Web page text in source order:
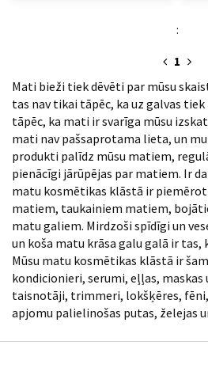
:
1
Mati bieži tiek dēvēti par mūsu
tas nav tikai tāpēc, ka uz galvas
tāpēc, ka mati ir svarīga mūsu
mati nav pašsaprotama lieta, un
produkti palīdz mūsu matiem,
pienācīgi jārūpējas par matiem. Ir
matu kosmētikas klāstā ir
matiem, taukainiem matiem,
matu galiem. Mirdzoši spīdīgi un
un koša matu krāsa galu galā ir tas,
Mūsu matu kosmētikas klāstā ir
kondicionieri, serumi, eļļas, maskas
taisnotāji, trimmeri, lokšķēres,
apjomu palielinošas putas, želejas